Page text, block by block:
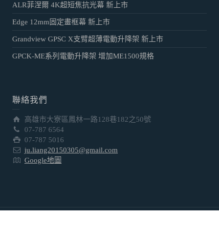
ALR菲涅爾 4K超短焦抗光幕 新上市
Edge 12mm固定畫框幕 新上市
Grandview GPSC X支臂超薄電動升降架 新上市
GPCK-ME系列電動升降架 增加ME1500規格
聯絡我們
高雄市大寮區鳳林一路128巷182之50號
07-787 6564
07-787 5016
ju.liang20150305@gmail.com
Google地圖